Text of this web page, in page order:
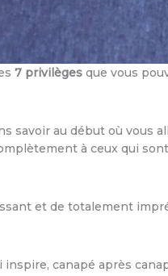
7 privilèges que vous
savoir au début où
à ceux qui
et de totalement
inspire, canapé après